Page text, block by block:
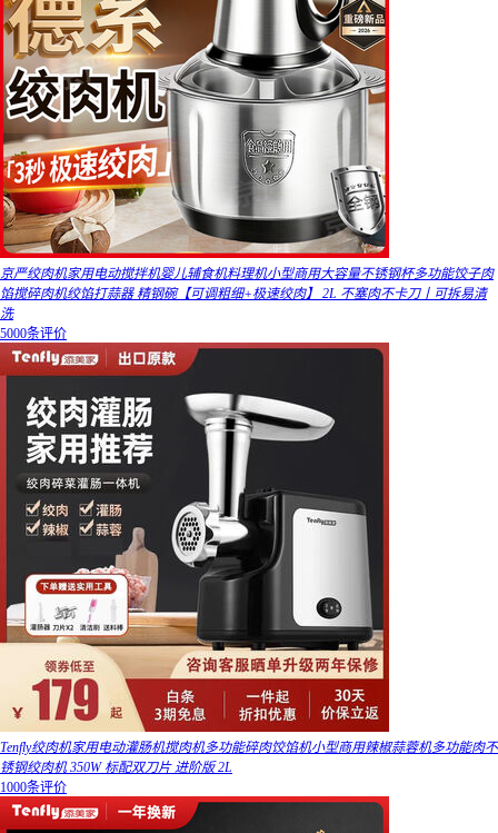
京严绞肉机家用电动搅拌机婴儿辅食机料理机小型商用大容量不锈钢杯多功能饺子肉
馅搅碎肉机绞馅打蒜器 精钢碗【可调粗细+极速绞肉】 2L 不塞肉不卡刀丨可拆易清
洗
5000条评价
Tenfly绞肉机家用电动灌肠机搅肉机多功能碎肉饺馅机小型商用辣椒蒜蓉机多功能肉不
锈钢绞肉机 350W 标配双刀片 进阶版 2L
1000条评价